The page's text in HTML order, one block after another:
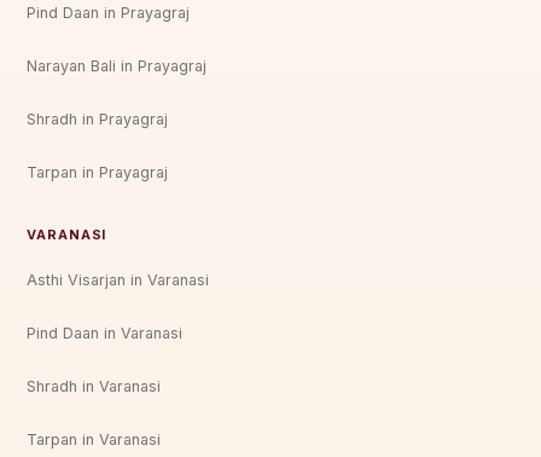
Pind Daan in Prayagraj
Narayan Bali in Prayagraj
Shradh in Prayagraj
Tarpan in Prayagraj
VARANASI
Asthi Visarjan in Varanasi
Pind Daan in Varanasi
Shradh in Varanasi
Tarpan in Varanasi